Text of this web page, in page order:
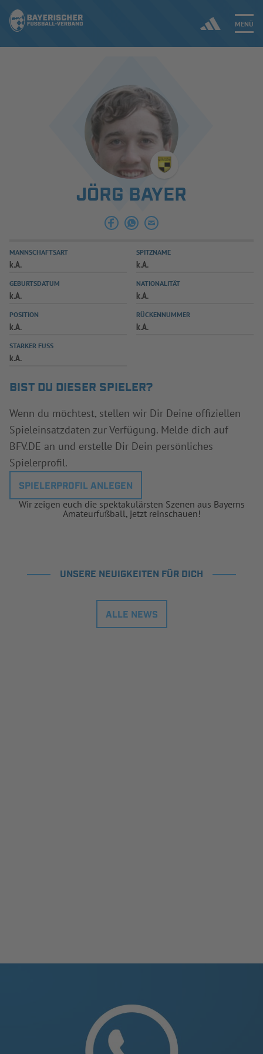
MENÜ
ERGEBNISSE & WETTBEWERBE
SPIELBETRIEB & VERBANDSLEBEN
AUSBILDUNG & FÖRDERUNG
SPIELPLUS
JÖRG BAYER
MANNSCHAFTSART
k.A.
SPITZNAME
k.A.
GEBURTSDATUM
k.A.
NATIONALITÄT
k.A.
POSITION
k.A.
RÜCKENNUMMER
k.A.
STARKER FUSS
k.A.
BIST DU DIESER SPIELER?
Wenn du möchtest, stellen wir Dir Deine offiziellen
Spieleinsatzdaten zur Verfügung. Melde dich auf
BFV.DE an und erstelle Dir Dein persönliches
Spielerprofil.
SPIELERPROFIL ANLEGEN
Wir zeigen euch die spektakulärsten Szenen aus Bayerns
Amateurfußball, jetzt reinschauen!
UNSERE NEUIGKEITEN FÜR DICH
ALLE NEWS